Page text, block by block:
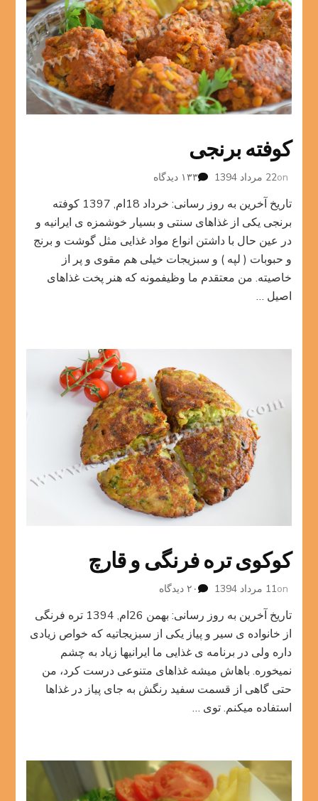
کوفته برنجی
on22 مرداد 1394 ۱۳۳ دیدگاه
برنجی
تاریخ آخرین به روز رسانی: خرداد 18ام, 1397 کوفته
برنجی یکی از غذاهای سنتی و بسیار خوشمزه ی ایرانیه و
در عین حال با داشتن انواع مواد غذایی مثل گوشت و برنج
و حبوبات ( لپه ) و سبزیجات خیلی هم مقوی و پر از
خاصیته. من معتقدم ما وظیفمونه که هنر پخت غذاهای
اصیل …
کوکوی تره فرنگی و قارچ
on11 مرداد 1394 ۲۰ دیدگاه
تره
فرنگی
و
تاریخ آخرین به روز رسانی: بهمن 26ام, 1394 تره فرنگی
از خانواده ی سیر و پیاز یکی از سبزیجاتیه که خواص زیادی
داره ولی در برنامه ی غذایی ما ایرانیها زیاد به چشم
نمیخوره. باهاش میشه غذاهای متنوعی درست کرد، من
حتی گاهی از قسمت سفید رنگش به جای پیاز در غذاها
استفاده میکنم. توی …